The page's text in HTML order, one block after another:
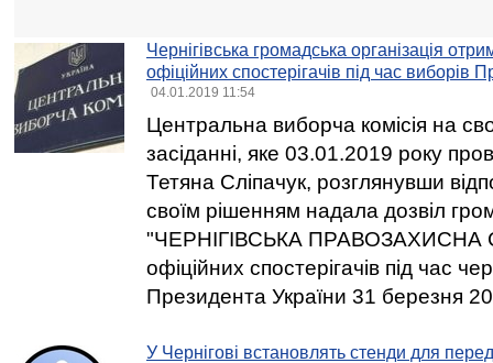
Чернігівська громадська організація
офіційних спостерігачів під час виборів
04.01.2019 11:54
Центральна виборча комісія на
засіданні, яке 03.01.2019 року
Тетяна Сліпачук, розглянувши
своїм рішенням надала дозвіл
"ЧЕРНІГІВСЬКА ПРАВОЗАХИСНА
офіційних спостерігачів під час
Президента України 31 березня
У Чернігові встановлять стенди для